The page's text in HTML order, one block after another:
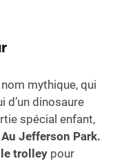
mythique, qui
d’un dinosaure
spécial enfant,
Jefferson Park.
trolley pour